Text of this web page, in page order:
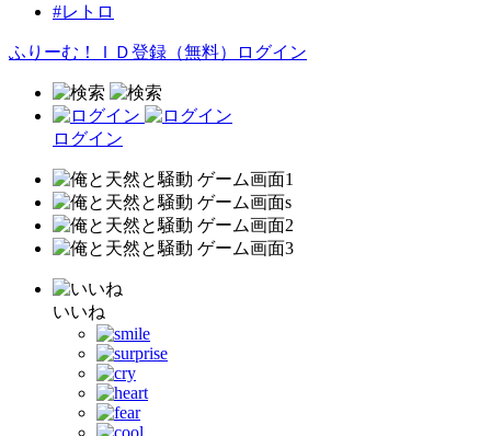
#レトロ
ふりーむ！ＩＤ登録（無料） ログイン
ログイン
いいね